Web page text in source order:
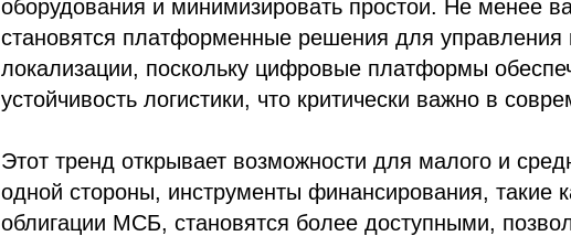
оборудования и минимизировать простои. Не менее
становятся платформенные решения для управления
локализации, поскольку цифровые платформы
устойчивость логистики, что критически важно в
Этот тренд открывает возможности для малого и
одной стороны, инструменты финансирования, такие
облигации МСБ, становятся более доступными,